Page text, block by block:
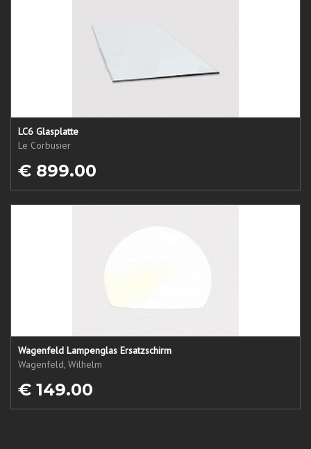
LC6 Glasplatte
Le Corbusier
€ 899.00
Wagenfeld Lampenglas Ersatzschirm
Wagenfeld, Wilhelm
€ 149.00